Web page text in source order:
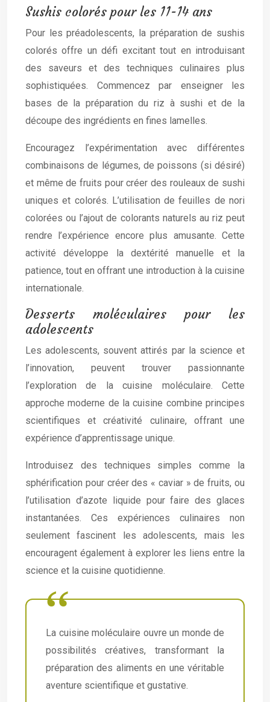
Sushis colorés pour les 11-14 ans
Pour les préadolescents, la préparation de sushis
colorés offre un défi excitant tout en introduisant
des saveurs et des techniques culinaires plus
sophistiquées. Commencez par enseigner les
bases de la préparation du riz à sushi et de la
découpe des ingrédients en fines lamelles.
Encouragez l’expérimentation avec différentes
combinaisons de légumes, de poissons (si désiré)
et même de fruits pour créer des rouleaux de sushi
uniques et colorés. L’utilisation de feuilles de nori
colorées ou l’ajout de colorants naturels au riz peut
rendre l’expérience encore plus amusante. Cette
activité développe la dextérité manuelle et la
patience, tout en offrant une introduction à la cuisine
internationale.
Desserts moléculaires pour les
adolescents
Les adolescents, souvent attirés par la science et
l’innovation, peuvent trouver passionnante
l’exploration de la cuisine moléculaire. Cette
approche moderne de la cuisine combine principes
scientifiques et créativité culinaire, offrant une
expérience d’apprentissage unique.
Introduisez des techniques simples comme la
sphérification pour créer des « caviar » de fruits, ou
l’utilisation d’azote liquide pour faire des glaces
instantanées. Ces expériences culinaires non
seulement fascinent les adolescents, mais les
encouragent également à explorer les liens entre la
science et la cuisine quotidienne.
La cuisine moléculaire ouvre un monde de
possibilités créatives, transformant la
préparation des aliments en une véritable
aventure scientifique et gustative.